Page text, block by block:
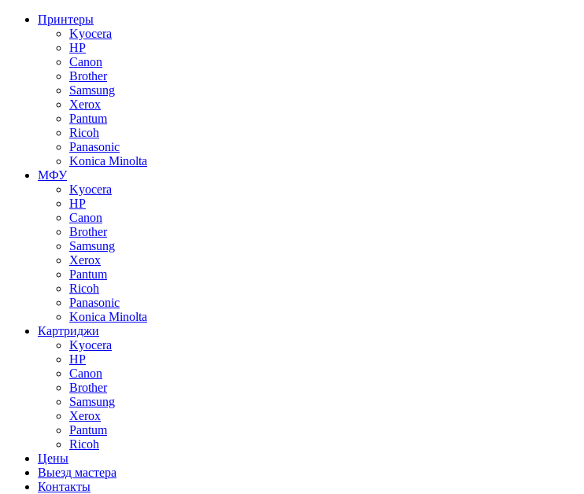
Принтеры
Kyocera
HP
Canon
Brother
Samsung
Xerox
Pantum
Ricoh
Panasonic
Konica Minolta
МФУ
Kyocera
HP
Canon
Brother
Samsung
Xerox
Pantum
Ricoh
Panasonic
Konica Minolta
Картриджи
Kyocera
HP
Canon
Brother
Samsung
Xerox
Pantum
Ricoh
Цены
Выезд мастера
Контакты